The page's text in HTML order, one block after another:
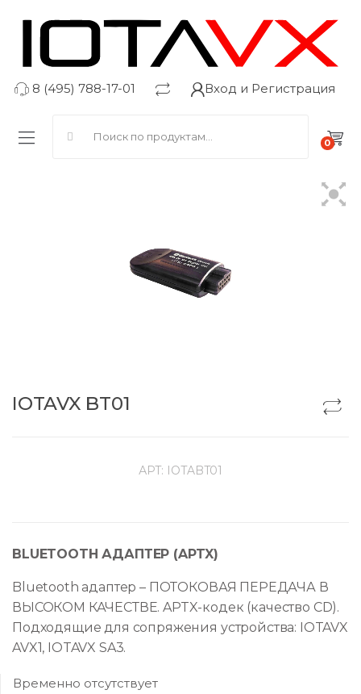
Вход и Регистрация
8 (495) 788-17-01
0
IOTAVX BT01
АРТ: IOTABT01
BLUETOOTH АДАПТЕР (APTX)
Bluetooth адаптер – ПОТОКОВАЯ ПЕРЕДАЧА В
ВЫСОКОМ КАЧЕСТВЕ. APTX-кодек (качество CD).
Подходящие для сопряжения устройства: IOTAVX
AVX1, IOTAVX SA3.
Временно отсутствует